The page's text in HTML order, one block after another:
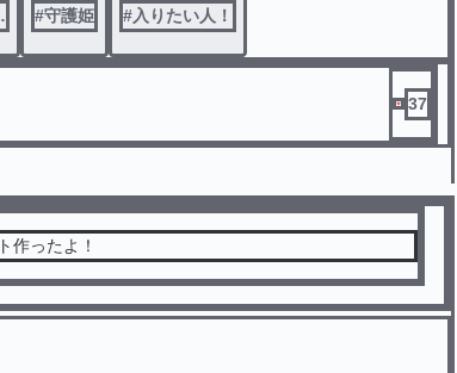
#守護姫 #入りたい人！
37
作ったよ！